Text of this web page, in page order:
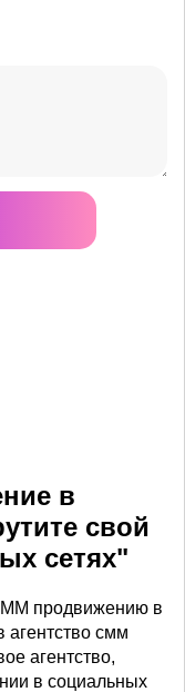
в
свой
сетях"
продвижению в
агентство смм
агентство,
в социальных